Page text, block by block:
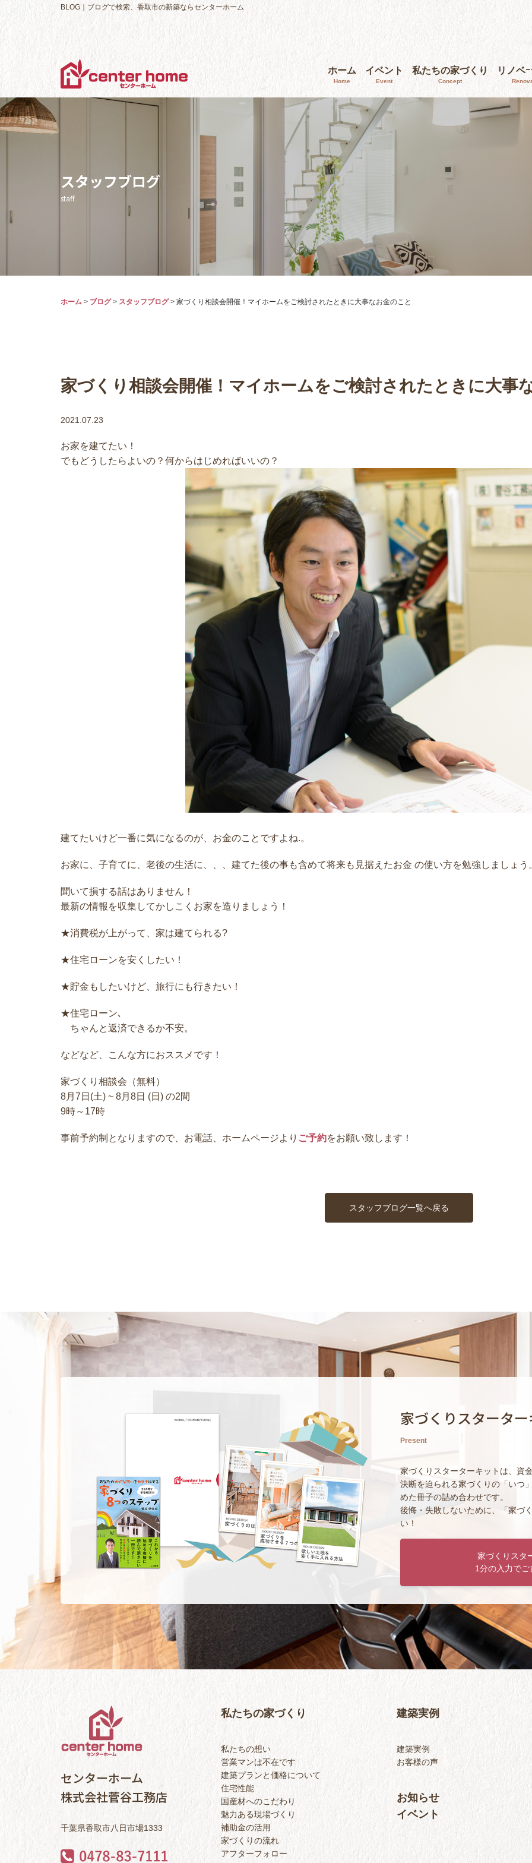
BLOG｜ブログで検索、香取市の新築ならセンターホーム
ホーム
Home
イベント
Event
私たちの家づくり
Concept
リノベ
スタッフブログ
staff
ホーム > ブログ> スタッフブログ> 家づくり相談会開催！マイホームをご検討されたときに大事なお金のこと
家づくり相談会開催！マイホームをご検討されたときに大事
2021.07.23
お家を建てたい！
でもどうしたらよいの？何からはじめればいいの？
建てたいけど一番に気になるのが、 お金のことですよね.。
お家に、子育てに、老後の生活に、、、 建てた後の事も含めて将来も見据えたお金 の使い方を勉強しましょう
聞いて損する話はありません！
最新の情報を収集してかしこく お家を造りましょう！
★消費税が上がって、家は建てられる?
★住宅ローンを安くしたい！
★貯金もしたいけど、旅行にも行きたい！
★住宅ローン､
ちゃんと返済できるか不安。
などなど、 こんな方におススメです！
家づくり相談会（無料）
8月7日(土) ~ 8月8日 (日) の2間
9時～17時
事前予約制となりますので、 お電話、ホームページより ご予約をお願い致します！
スタッフブログ一覧へ戻る
家づくりスタータ
Present
家づくりスターターキットは、資
決断を迫られる家づくりの「いつ
めた冊子の詰め合わせです。
後悔・失敗しないために、「家づ
い！
家づくりスタ
1分の入力で
センターホーム
株式会社菅谷工務店
千葉県香取市八日市場1333
私たちの家づくり
私たちの想い
営業マンは不在です
建築プランと価格について
住宅性能
国産材へのこだわり
魅力ある現場づくり
補助金の活用
家づくりの流れ
アフターフォロー
建築実例
建築実例
お客様の声
お知らせ
イベント